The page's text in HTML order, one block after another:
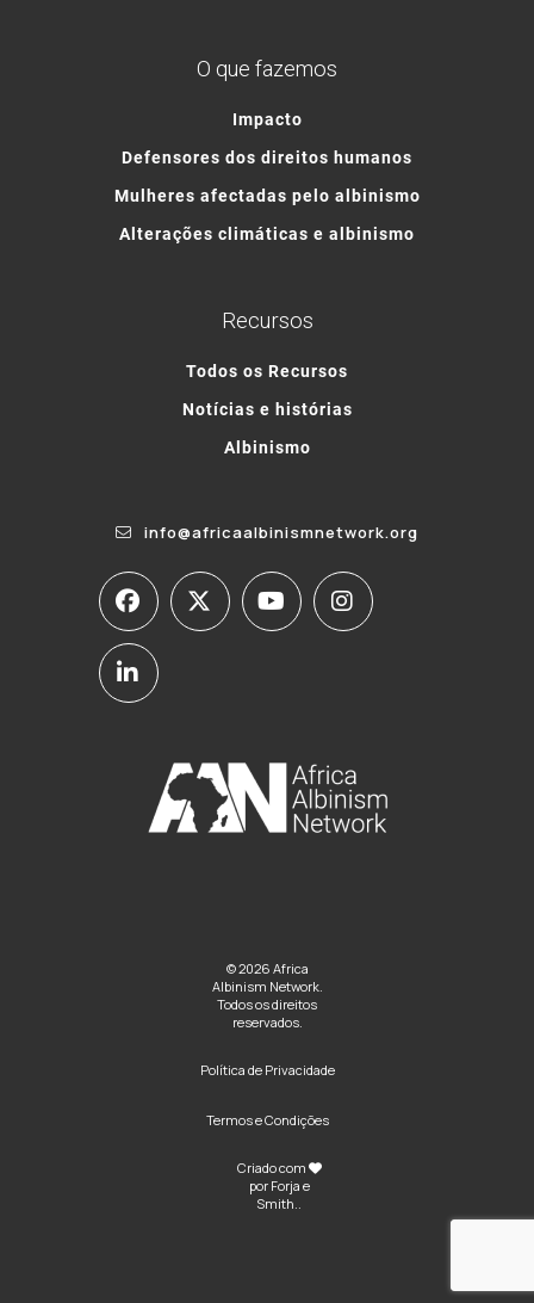
O que fazemos
Impacto
Defensores dos direitos humanos
Mulheres afectadas pelo albinismo
Alterações climáticas e albinismo
Recursos
Todos os Recursos
Notícias e histórias
Albinismo
info@africaalbinismnetwork.org
© 2026 Africa
Albinism Network.
Todos os direitos
reservados.
Política de Privacidade
Termos e Condições
Criado com
por Forja e
Smith